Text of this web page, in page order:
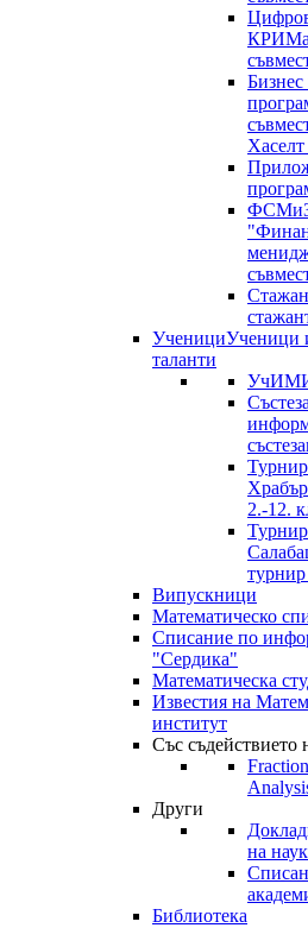
КРИ
УченициУченици
таланти
2.-12.
турнир
Випускници
Математическо
Списание по
"Сердика"
Математическа
Известия на
институт
Със
Други
на
Библиотека